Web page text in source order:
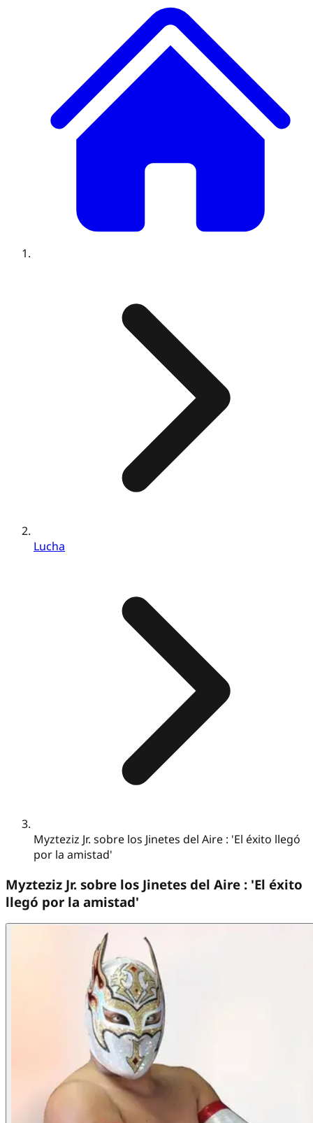
Lucha
Myzteziz Jr. sobre los Jinetes del Aire : 'El éxito llegó
por la amistad'
Myzteziz Jr. sobre los Jinetes del Aire : 'El éxito
llegó por la amistad'